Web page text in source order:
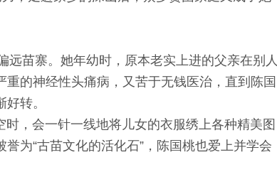
苗寨。她年幼时，原本老实上进的父亲在别人
的神经性头痛病，又苦于无钱医治，直到陈国
转。
，会一针一线地将儿女的衣服绣上各种精美图
为“古苗文化的活化石”，陈国桃也爱上并学会